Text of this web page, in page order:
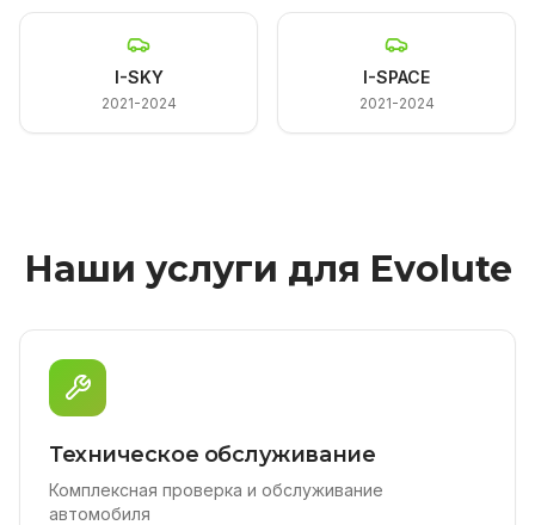
I-SKY
2021-2024
I-SPACE
2021-2024
Наши услуги для Evolute
Техническое обслуживание
Комплексная проверка и обслуживание
автомобиля